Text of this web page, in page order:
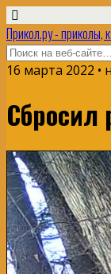
Прикол.ру - приколы,
16 марта 2022
Сбросил